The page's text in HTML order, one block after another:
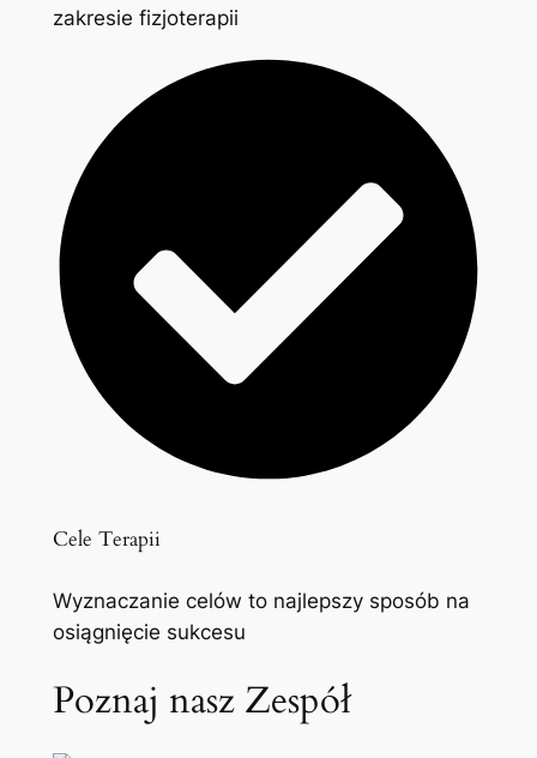
zakresie fizjoterapii
Cele Terapii
Wyznaczanie celów to najlepszy sposób na
osiągnięcie sukcesu
Poznaj nasz Zespół